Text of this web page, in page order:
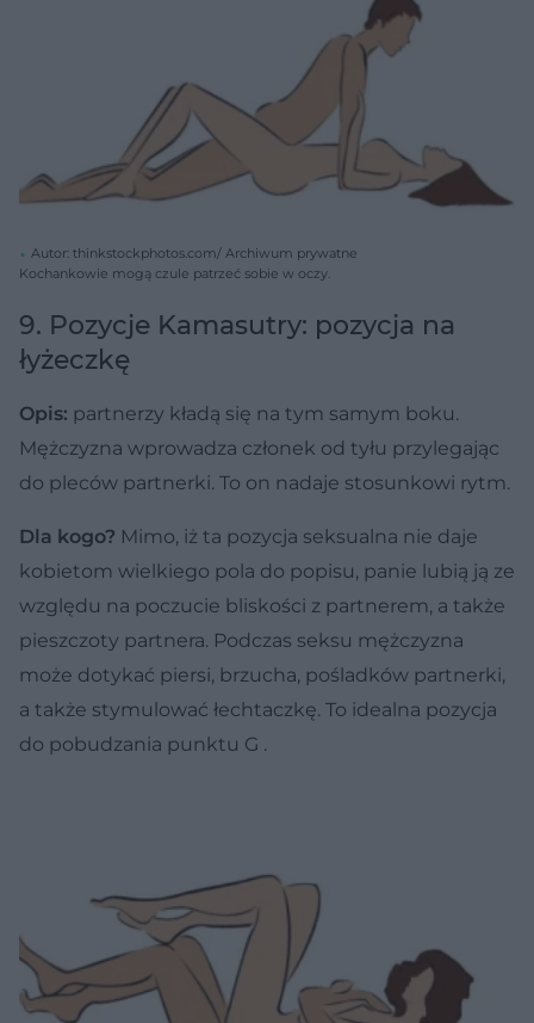
Autor: thinkstockphotos.com/ Archiwum prywatne
Kochankowie mogą czule patrzeć sobie w oczy.
9. Pozycje Kamasutry: pozycja na
łyżeczkę
Opis: partnerzy kładą się na tym samym boku.
Mężczyzna wprowadza członek od tyłu przylegając
do pleców partnerki. To on nadaje stosunkowi rytm.
Dla kogo? Mimo, iż ta pozycja seksualna nie daje
kobietom wielkiego pola do popisu, panie lubią ją ze
względu na poczucie bliskości z partnerem, a także
pieszczoty partnera. Podczas seksu mężczyzna
może dotykać piersi, brzucha, pośladków partnerki,
a także stymulować łechtaczkę. To idealna pozycja
do pobudzania punktu G .